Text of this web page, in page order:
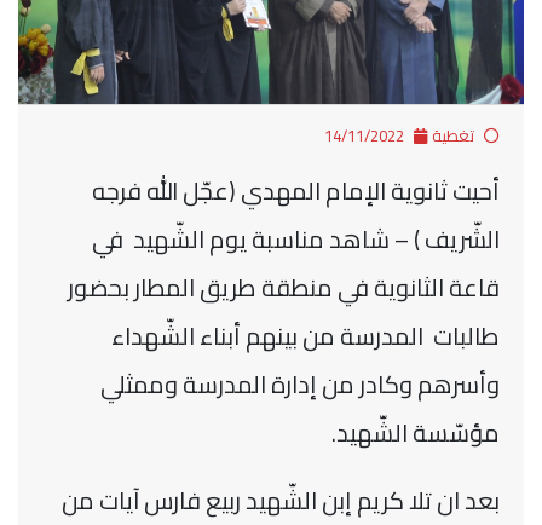
تغطية
أحيت ثانوية الإمام المهدي (عجّل الله فرجه
الشّريف ) – شاهد مناسبة يوم الشّهيد في
قاعة الثانوية في منطقة طريق المطار بحضور
طالبات المدرسة من بينهم أبناء الشّهداء
وأسرهم وكادر من إدارة المدرسة وممثلي
مؤسّسة الشّهيد.
بعد ان تلا كريم إبن الشّهيد ربيع فارس آيات من